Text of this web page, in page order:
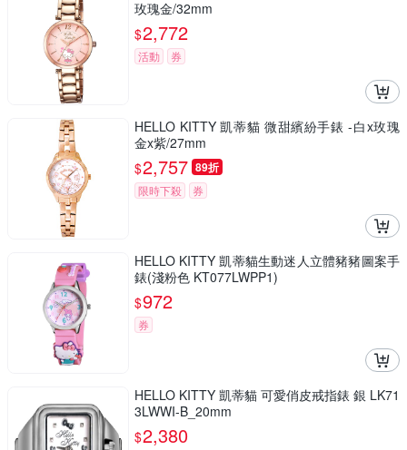
玫瑰金/32mm
$2,772
活動 券
HELLO KITTY 凱蒂貓 微甜繽紛手錶 -白x玫瑰
金x紫/27mm
$2,757 89折
限時下殺 券
HELLO KITTY 凱蒂貓生動迷人立體豬豬圖案手
錶(淺粉色 KT077LWPP1)
$972
券
HELLO KITTY 凱蒂貓 可愛俏皮戒指錶 銀 LK71
3LWWI-B_20mm
$2,380